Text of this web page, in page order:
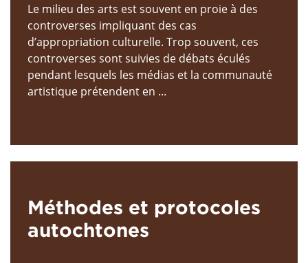
Le milieu des arts est souvent en proie à des
controverses impliquant des cas
d’appropriation culturelle. Trop souvent, ces
controverses sont suivies de débats éculés
pendant lesquels les médias et la communauté
artistique prétendent en ...
Méthodes et protocoles
autochtones